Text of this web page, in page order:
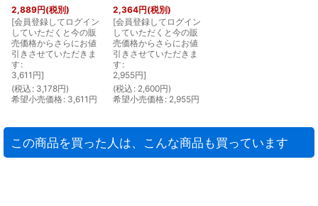
2,889円(税別)
[会員登録してログイン
していただくと今の販
売価格からさらにお値
引きさせていただきま
す :
3,611 円]
(税込 : 3,178円)
希望小売価格: 3,611 円
2,364円(税別)
[会員登録してログイン
していただくと今の販
売価格からさらにお値
引きさせていただきま
す :
2,955円]
(税込 : 2,600円)
希望小売価格: 2,955円
この商品を買った人は、こんな商品も買っています